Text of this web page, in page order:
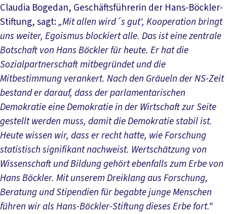
Claudia Bogedan, Geschäftsführerin der Hans-Böckler-
Stiftung, sagt:„Mit allen wird´s gut‘, Kooperation bringt
uns weiter, Egoismus blockiert alle. Das ist eine zentrale
Botschaft von Hans Böckler für heute. Er hat die
Sozialpartnerschaft mitbegründet und die
Mitbestimmung verankert. Nach den Gräueln der NS-Zeit
bestand er darauf, dass der parlamentarischen
Demokratie eine Demokratie in der Wirtschaft zur Seite
gestellt werden muss, damit die Demokratie stabil ist.
Heute wissen wir, dass er recht hatte, wie Forschung
statistisch signifikant nachweist. Wertschätzung von
Wissenschaft und Bildung gehört ebenfalls zum Erbe von
Hans Böckler. Mit unserem Dreiklang aus Forschung,
Beratung und Stipendien für begabte junge Menschen
führen wir als Hans-Böckler-Stiftung dieses Erbe fort.“